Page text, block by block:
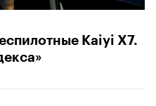
Kaiyi X7.